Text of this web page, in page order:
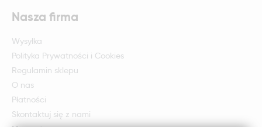
Nasza firma
Wysyłka
Polityka Prywatności i Cookies
Regulamin sklepu
O nas
Płatności
Skontaktuj się z nami